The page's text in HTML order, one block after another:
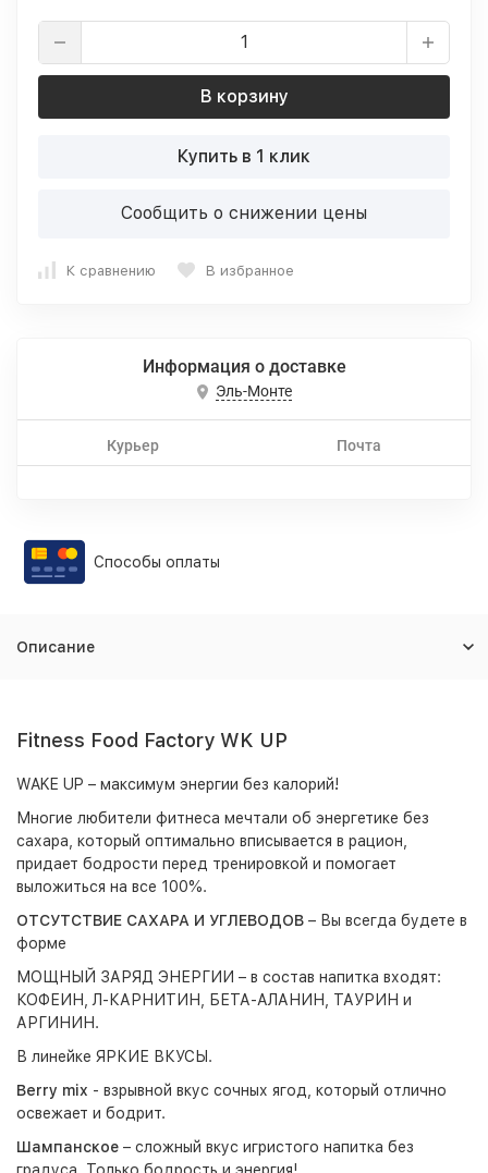
В корзину
Купить в 1 клик
Сообщить о снижении цены
К сравнению В избранное
Информация о доставке
Эль-Монте
Курьер Почта
Способы оплаты
Описание
Fitness Food Factory WK UP
WAKE UP – максимум энергии без калорий!
Многие любители фитнеса мечтали об энергетике без
сахара, который оптимально вписывается в рацион,
придает бодрости перед тренировкой и помогает
выложиться на все 100%.
ОТСУТСТВИЕ САХАРА И УГЛЕВОДОВ – Вы всегда будете в
форме
МОЩНЫЙ ЗАРЯД ЭНЕРГИИ – в состав напитка входят:
КОФЕИН, Л-КАРНИТИН, БЕТА-АЛАНИН, ТАУРИН и
АРГИНИН.
В линейке ЯРКИЕ ВКУСЫ.
Berry mix - взрывной вкус сочных ягод, который отлично
освежает и бодрит.
Шампанское – сложный вкус игристого напитка без